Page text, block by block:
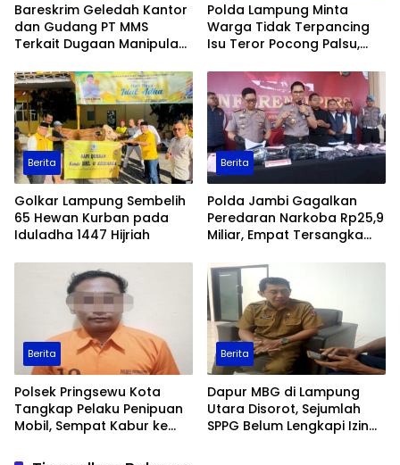
Bareskrim Geledah Kantor
dan Gudang PT MMS
Terkait Dugaan Manipulasi
Polda Lampung Minta
Warga Tidak Terpancing
Isu Teror Pocong Palsu,
Ditingkatkan
Berita
Golkar Lampung Sembelih
65 Hewan Kurban pada
Iduladha 1447 Hijriah
Berita
Polda Jambi Gagalkan
Peredaran Narkoba Rp25,9
Miliar, Empat Tersangka
Berita
Polsek Pringsewu Kota
Tangkap Pelaku Penipuan
Mobil, Sempat Kabur ke
Berita
Dapur MBG di Lampung
Utara Disorot, Sejumlah
SPPG Belum Lengkapi Izin